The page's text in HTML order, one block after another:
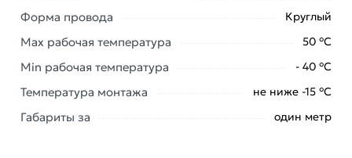
онлайн заказа рекомендуем ознакомиться с
описанием, характеристиками и отзывами.
Данний товар от производителя
сертифицирован,
соответствует всем стандартам качества. Возврат
обязательно).
Форма провода Круглый
Max рабочая температура 50 °С
Min рабочая температура - 40 °С
Температура монтажа не ниже -15 °С
Габариты за один метр